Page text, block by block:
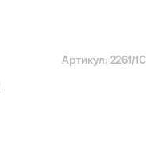
Артикул: 2261/1С